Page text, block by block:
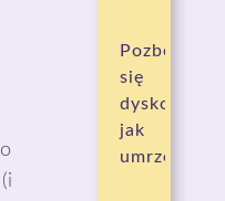
Pozbędziesz
się
jak
umrzesz